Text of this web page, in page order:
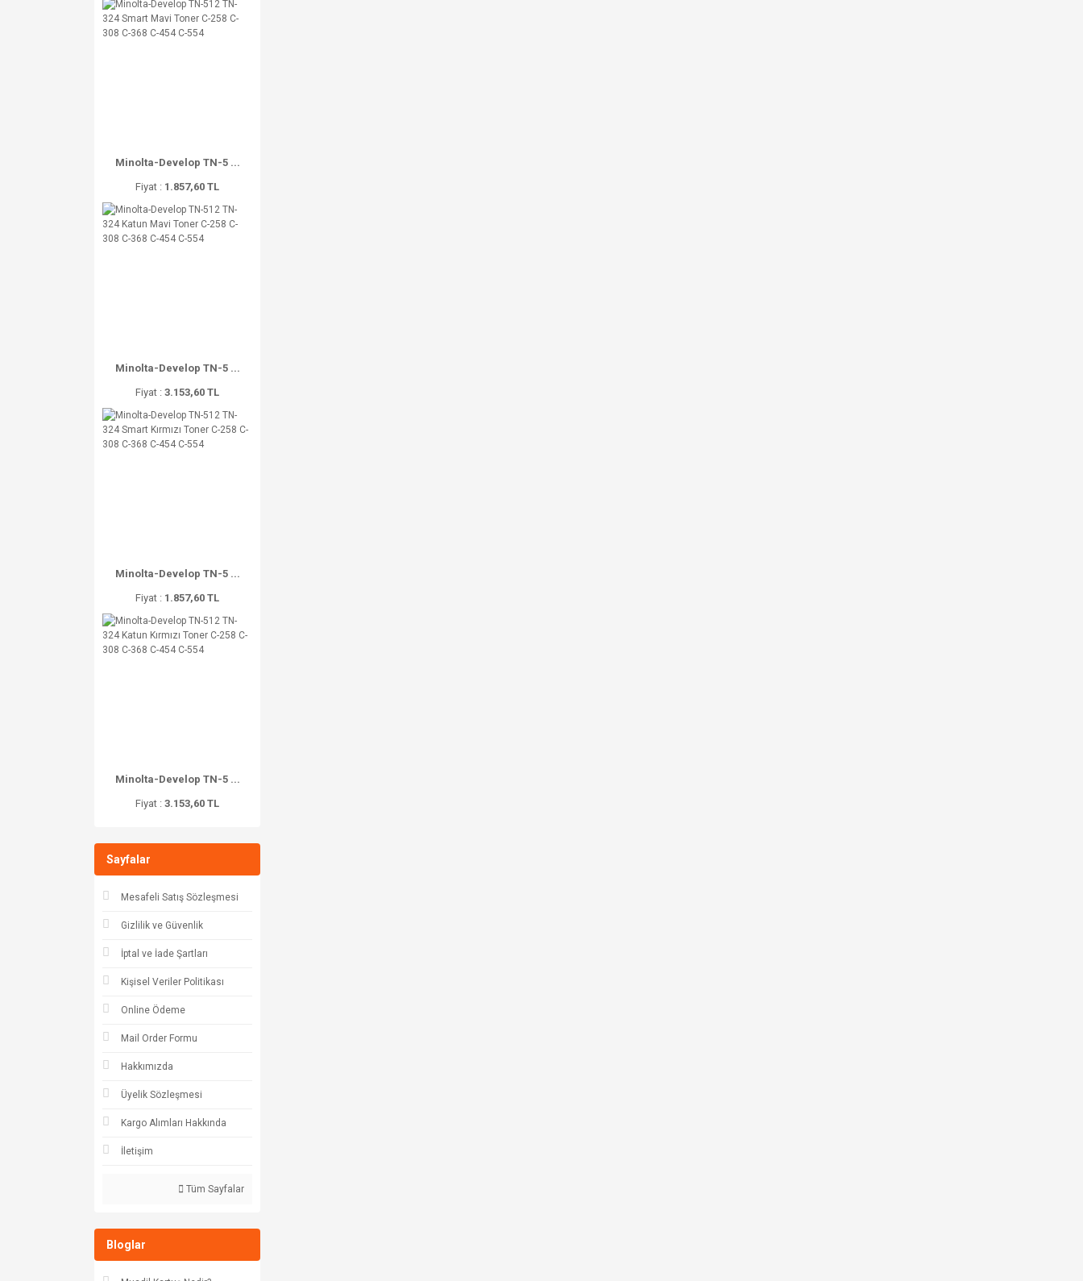
Minolta-Develop TN-5 ...
Fiyat : 1.857,60 TL
Minolta-Develop TN-5 ...
Fiyat : 3.153,60 TL
Minolta-Develop TN-5 ...
Fiyat : 1.857,60 TL
Minolta-Develop TN-5 ...
Fiyat : 3.153,60 TL
Sayfalar
Mesafeli Satış Sözleşmesi
Gizlilik ve Güvenlik
İptal ve İade Şartları
Kişisel Veriler Politikası
Online Ödeme
Mail Order Formu
Hakkımızda
Üyelik Sözleşmesi
Kargo Alımları Hakkında
İletişim
Tüm Sayfalar
Bloglar